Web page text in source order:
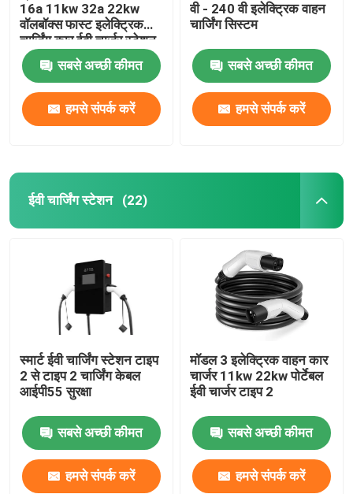
16a 11kw 32a 22kw
वॉलबॉक्स फास्ट इलेक्ट्रिक
चार्जिंग कार ईवी चार्जर स्टेशन
सबसे अच्छी कीमत
हमसे संपर्क करें
वी - 240 वी इलेक्ट्रिक वाहन
चार्जिंग सिस्टम
सबसे अच्छी कीमत
हमसे संपर्क करें
ईवी चार्जिंग स्टेशन (22)
स्मार्ट ईवी चार्जिंग स्टेशन टाइप
2 से टाइप 2 चार्जिंग केबल
आईपी55 सुरक्षा
सबसे अच्छी कीमत
हमसे संपर्क करें
मॉडल 3 इलेक्ट्रिक वाहन कार
चार्जर 11kw 22kw पोर्टेबल
ईवी चार्जर टाइप 2
सबसे अच्छी कीमत
हमसे संपर्क करें